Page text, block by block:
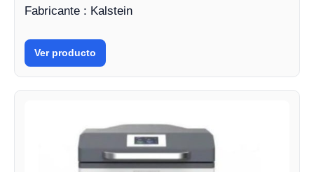
Fabricante : Kalstein
Ver producto